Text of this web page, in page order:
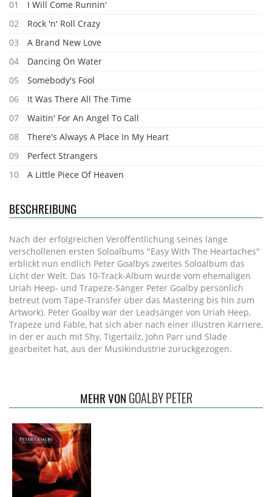
01
I Will Come Runnin'
02
Rock 'n' Roll Crazy
03
A Brand New Love
04
Dancing On Water
05
Somebody's Fool
06
It Was There All The Time
07
Waitin' For An Angel To Call
08
There's Always A Place In My Heart
09
Perfect Strangers
10
A Little Piece Of Heaven
BESCHREIBUNG
Nach der erfolgreichen Veröffentlichung seines lange
verschollenen ersten Soloalbums "Easy With The Heartaches"
erblickt nun endlich Peter Goalbys zweites Soloalbum das
Licht der Welt. Das 10-Track-Album wurde vom ehemaligen
Uriah Heep- und Trapeze-Sänger Peter Goalby persönlich
betreut (vom Tape-Transfer über das Mastering bis hin zum
Artwork). Peter Goalby war der Leadsänger von Uriah Heep,
Trapeze und Fable, hat sich aber nach einer illustren Karriere,
in der er auch mit Shy, Tigertailz, John Parr und Slade
gearbeitet hat, aus der Musikindustrie zurückgezogen.
MEHR VON GOALBY PETER